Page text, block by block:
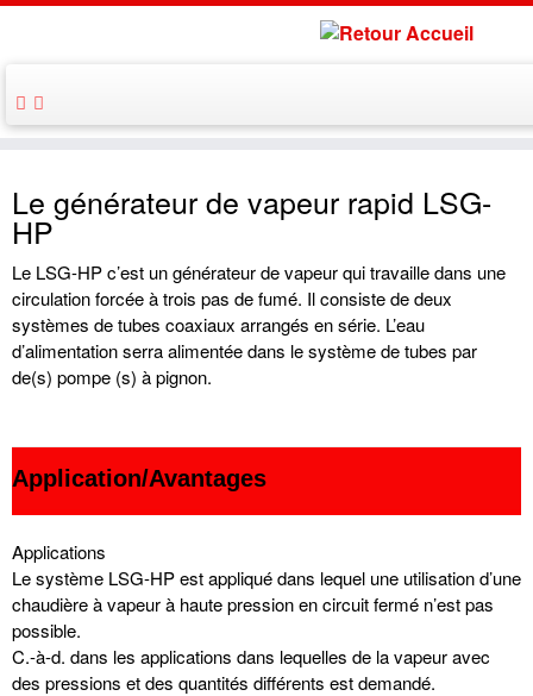
Le générateur de vapeur rapid LSG-
HP
Le LSG-HP c’est un générateur de vapeur qui travaille dans une
circulation forcée à trois pas de fumé. Il consiste de deux
systèmes de tubes coaxiaux arrangés en série. L’eau
d’alimentation serra alimentée dans le système de tubes par
de(s) pompe (s) à pignon.
Application/Avantages
Applications
Le système LSG-HP est appliqué dans lequel une utilisation d’une
chaudière à vapeur à haute pression en circuit fermé n’est pas
possible.
C.-à-d. dans les applications dans lequelles de la vapeur avec
des pressions et des quantités différents est demandé.